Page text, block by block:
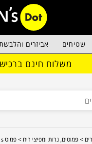
שטיחים אביזרים
משלוח חינם
> פמוטים, נרות ומפיצי ריח > פמוט pauline s